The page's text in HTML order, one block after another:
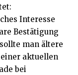
Interesse
Bestätigung
man ältere
aktuellen
bei